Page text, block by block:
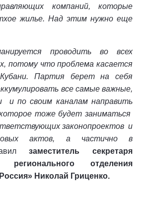
компаний, которые
жилье. Над этим нужно еще
проводить во всех
потому что проблема касается
Партия берет на себя
все самые важные,
и по своим каналам направить
тоже будет заниматься
законопроектов и
актов, а частично в
заместитель секретаря
регионального отделения
Николай Гриценко.